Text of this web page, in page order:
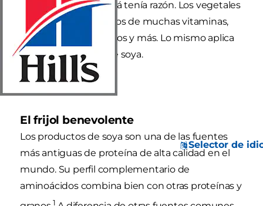
Selector de
Como siempre, mamá tenía razón. Los vegetales
contienen niveles altos de muchas vitaminas,
minerales, aminoácidos y más. Lo mismo aplica
para los productos de soya.
El frijol benevolente
Los productos de soya son una de las fuentes
más antiguas de proteína de alta calidad en el
mundo. Su perfil complementario de
aminoácidos combina bien con otras proteínas y
1